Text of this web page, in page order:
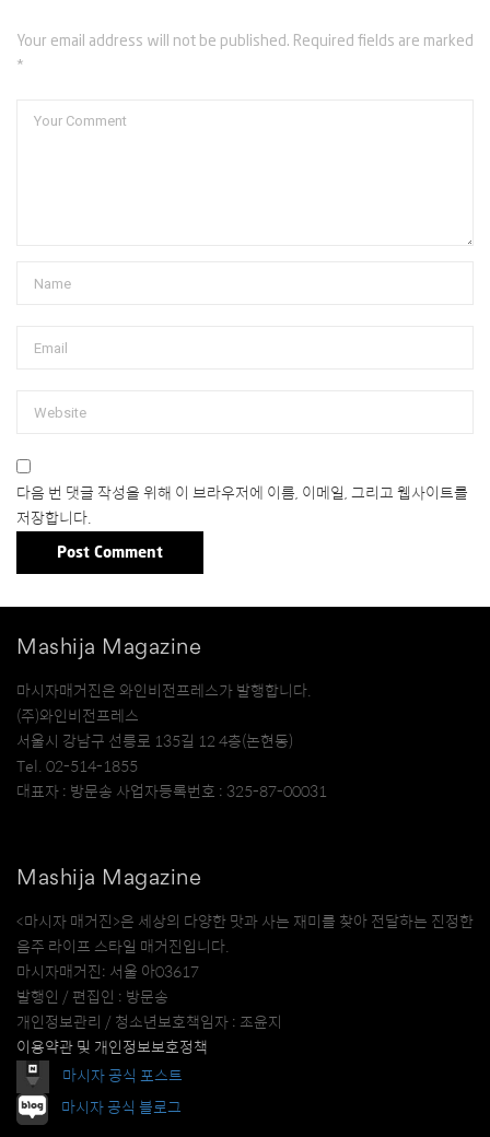
Your email address will not be published. Required fields are marked
*
다음 번 댓글 작성을 위해 이 브라우저에 이름, 이메일, 그리고 웹사이트를
저장합니다.
Mashija Magazine
마시자매거진은 와인비전프레스가 발행합니다.
(주)와인비전프레스
서울시 강남구 선릉로 135길 12 4층(논현동)
Tel. 02-514-1855
대표자 : 방문송 사업자등록번호 : 325-87-00031
Mashija Magazine
<마시자 매거진>은 세상의 다양한 맛과 사는 재미를 찾아 전달하는 진정한
음주 라이프 스타일 매거진입니다.
마시자매거진: 서울 아03617
발행인 / 편집인 : 방문송
개인정보관리 / 청소년보호책임자 : 조윤지
이용약관 및 개인정보보호정책
마시자 공식 포스트
마시자 공식 블로그